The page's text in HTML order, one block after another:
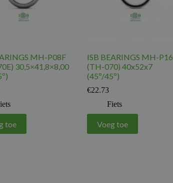
MH-P08F
30,5×41,8×8,00
toe
ISB BEARINGS MH-P16
(TH-070) 40x52x7
(45º/45º)
€22.73
Fiets
Voeg toe